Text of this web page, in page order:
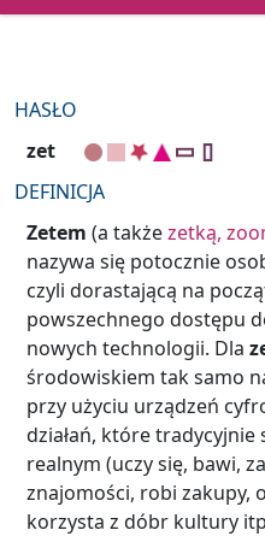
HASŁO
zet
DEFINICJA
Zetem (a takżezetką,
nazywa się potocznie
czyli dorastającą na
powszechnego dostępu
nowych technologii. Dla
środowiskiem tak samo
przy użyciu urządzeń
działań, które
realnym (uczy się, bawi,
znajomości, robi zakupy,
korzysta z dóbr kultury